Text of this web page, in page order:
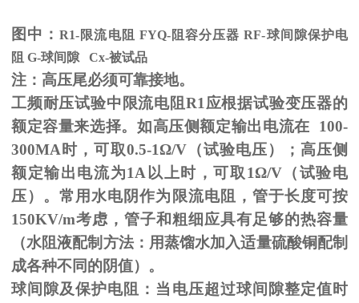
图中：R1-限流电阻 FYQ-阻容分压器RF-球间隙保护电
阻 G-球间隙 Cx-被试品
注：高压尾必须可靠接地。
工频耐压试验中限流电阻 R1 应根据试验变压器的
额定容量来选择。如高压侧额定输出电流在 100-
300MA 时，可取0.5-1Ω/V（试验电压）；高压侧
额定输出电流为1A 以上时，可取 1Ω/V（试验电
压）。常用水电阴作为限流电阻，管于长度可按
150KV/m考虑，管子和粗细应具有足够的热容量
（水阻液配制方法：用蒸馏水加入适量硫酸铜配制
成各种不同的阴值）。
球间隙及保护电阻：当电压超过球间隙整定值时